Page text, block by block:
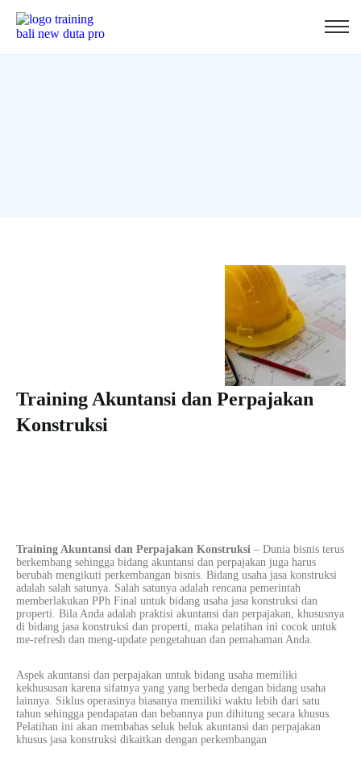
Training Akuntansi dan Perpajakan
Konstruksi
Training Akuntansi dan Perpajakan Konstruksi – Dunia bisnis terus
berkembang sehingga bidang akuntansi dan perpajakan juga harus
berubah mengikuti perkembangan bisnis. Bidang usaha jasa konstruksi
adalah salah satunya. Salah satunya adalah rencana pemerintah
memberlakukan PPh Final untuk bidang usaha jasa konstruksi dan
properti. Bila Anda adalah praktisi akuntansi dan perpajakan, khususnya
di bidang jasa konstruksi dan properti, maka pelatihan ini cocok untuk
me-refresh dan meng-update pengetahuan dan pemahaman Anda.
Aspek akuntansi dan perpajakan untuk bidang usaha memiliki
kekhususan karena sifatnya yang yang berbeda dengan bidang usaha
lainnya. Siklus operasinya biasanya memiliki waktu lebih dari satu
tahun sehingga pendapatan dan bebannya pun dihitung secara khusus.
Pelatihan ini akan membahas seluk beluk akuntansi dan perpajakan
khusus jasa konstruksi dikaitkan dengan perkembangan